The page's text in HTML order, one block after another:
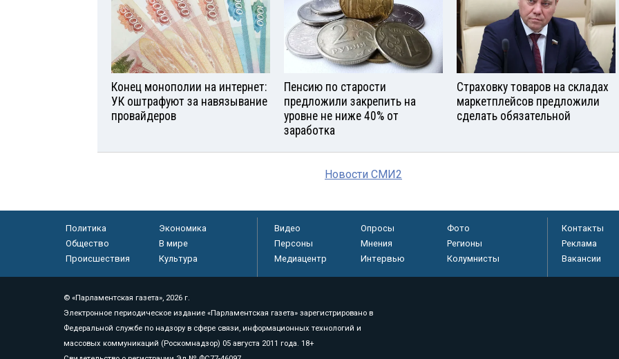
Конец монополии на интернет:
УК оштрафуют за навязывание
провайдеров
Пенсию по старости
предложили закрепить на
уровне не ниже 40% от
заработка
Страховку товаров на складах
маркетплейсов предложили
сделать обязательной
Новости СМИ2
Политика
Экономика
Общество
В мире
Происшествия
Культура
Видео Опросы
Фото
Персоны
Мнения
Регионы
Медиацентр
Интервью Колумнисты
Контакты
Реклама
Вакансии
© «Парламентская газета», 2026 г.
Электронное периодическое издание «Парламентская газета» зарегистрировано в
Федеральной службе по надзору в сфере связи, информационных технологий и
массовых коммуникаций (Роскомнадзор) 05 августа 2011 года. 18+